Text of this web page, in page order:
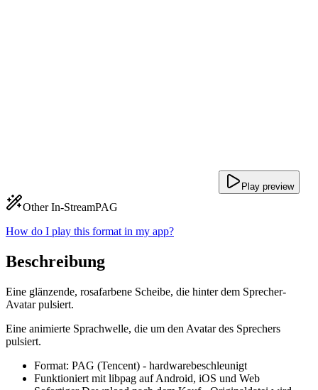
Play preview
Other In-StreamPAG
How do I play this format in my app?
Beschreibung
Eine glänzende, rosafarbene Scheibe, die hinter dem Sprecher-
Avatar pulsiert.
Eine animierte Sprachwelle, die um den Avatar des Sprechers
pulsiert.
Format: PAG (Tencent) - hardwarebeschleunigt
Funktioniert mit libpag auf Android, iOS und Web